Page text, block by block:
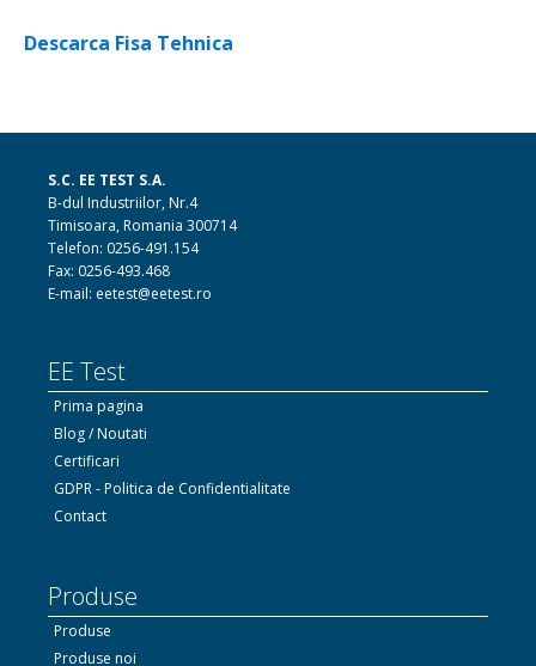
Descarca Fisa Tehnica
S.C. EE TEST S.A.
B-dul Industriilor, Nr.4
Timisoara, Romania 300714
Telefon: 0256-491.154
Fax: 0256-493.468
E-mail: eetest@eetest.ro
EE Test
Prima pagina
Blog / Noutati
Certificari
GDPR - Politica de Confidentialitate
Contact
Produse
Produse
Produse noi